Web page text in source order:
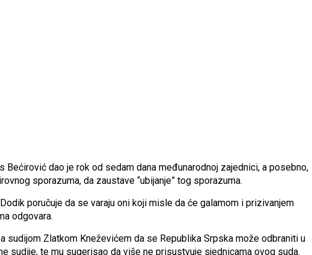
Bećirović dao je rok od sedam dana međunarodnoj zajednici, a posebno,
sporazuma, da zaustave “ubijanje” tog sporazuma.
poručuje da se varaju oni koji misle da će galamom i prizivanjem
odgovara.
sudijom Zlatkom Kneževićem da se Republika Srpska može odbraniti u
sudije, te mu sugerisao da više ne prisustvuje sjednicama ovog suda.